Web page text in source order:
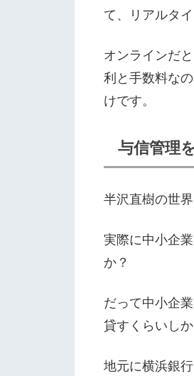
て、リアルタ
オンラインだ
利と手数料な
けです。
与信管理
半沢直樹の世
実際に中小企
か？
だって中小企
貸すくらいし
地元に横浜銀